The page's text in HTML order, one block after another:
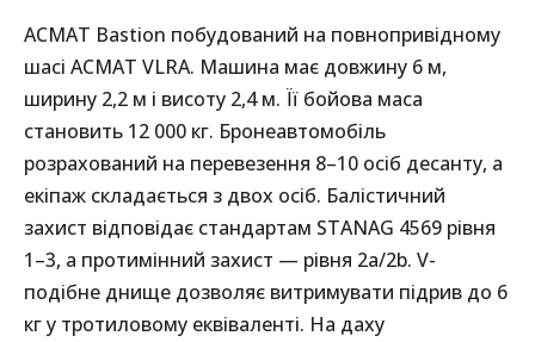
ACMAT Bastion побудований на повнопривідному
шасі ACMAT VLRA. Машина має довжину 6 м,
ширину 2,2 м і висоту 2,4 м. Її бойова маса
становить 12 000 кг. Бронеавтомобіль
розрахований на перевезення 8–10 осіб десанту, а
екіпаж складається з двох осіб. Балістичний
захист відповідає стандартам STANAG 4569 рівня
1–3, а протимінний захист — рівня 2а/2b. V-
подібне днище дозволяє витримувати підрив до 6
кг у тротиловому еквіваленті. На даху